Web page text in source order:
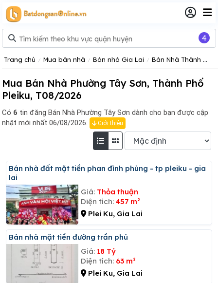
Trang chủ Mua bán nhà Bán nhà Gia Lai Bán Nhà Thành Phố Pleiku
Mua Bán Nhà Phường Tây Sơn, Thành Phố
Pleiku, T08/2026
Có 6 tin đăng Bán Nhà Phường Tây Sơn dành cho bạn được cập
nhật mới nhất 06/08/2026.
Giới thiệu
Bán nhà đất mặt tiền phan đình phùng - tp pleiku - gia
lai
Giá: Thỏa thuận
Diện tích: 457 m²
Plei Ku, Gia Lai
Bán nhà mặt tiền đường trần phú
Giá: 18 Tỷ
Diện tích: 63 m²
Plei Ku, Gia Lai
4